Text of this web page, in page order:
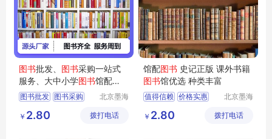
图书批发、 图书采购一站式
服务、大中小学图书馆配
书、图书 馆投标
图书批发 图书采购
北京墨海
有限公司
￥ 2.80 拨打电话
馆配图书 史记正版 课外书籍
图书馆优选 种类丰富
值得信赖 价格实惠
北京墨海
有限公司
￥ 2.80 拨打电话